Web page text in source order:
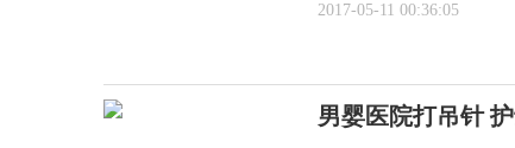
2017-05-11 00:36:05
男婴医院打吊针